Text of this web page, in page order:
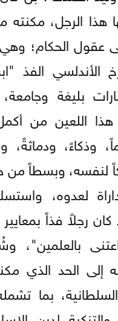
هذا الرجل،
عقول الحكام؛
الأندلسي الفذ
بليغة
هذا اللعين من
وذكاءً، ودماثةً،
لنفسه، وبسطاً من
لعدوه،
كان رجلاً فذاً
بالعلمين"،
إلى الحد الذي
بما